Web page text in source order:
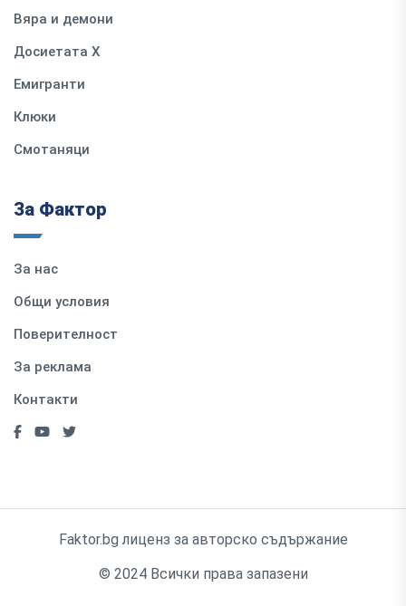
Вяра и демони
Досиетата Х
Емигранти
Клюки
Смотаняци
За Фактор
За нас
Общи условия
Поверителност
За реклама
Контакти
Faktor.bg лиценз за авторско съдържание
© 2024 Всички права запазени